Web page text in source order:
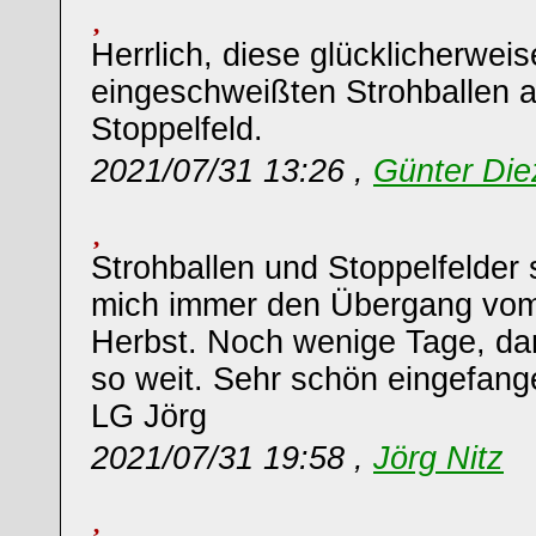
Herrlich, diese
eingeschweißten Strohballen
Stoppelfeld.
2021/07/31 13:26 , Günter
Strohballen und Stoppelfelder
mich immer den Übergang
Herbst. Noch wenige Tage,
so weit. Sehr schön
LG Jörg
2021/07/31 19:58 , Jörg Nitz